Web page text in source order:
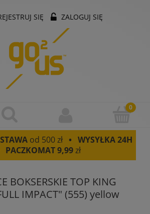
SIĘ ZALOGUJ SIĘ
od 500 zł• WYSYŁKA 24H
PACZKOMAT9,99zł
BOKSERSKIE TOP KING
IMPACT" (555) yellow